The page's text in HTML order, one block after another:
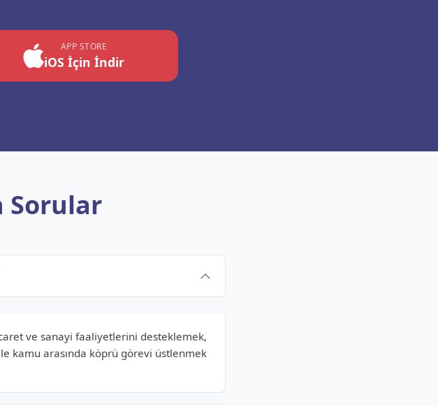
APP STORE
iOS İçin İndir
Sorular
ve sanayi faaliyetlerini desteklemek,
kamu arasında köprü görevi üstlenmek